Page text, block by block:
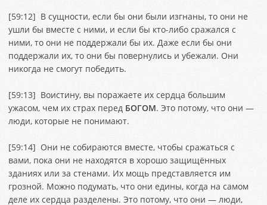
[59:12] В сущности, если бы они были изгнаны, то они не
ушли бы вместе с ними, и если бы кто-либо сражался с
ними, то они не поддержали бы их. Даже если бы они
поддержали их, то они бы повернулись и убежали. Они
никогда не смогут победить.
[59:13] Воистину, вы поражаете их сердца большим
ужасом, чем их страх перед БОГОМ. Это потому, что они —
люди, которые не понимают.
[59:14] Они не собираются вместе, чтобы сражаться с
вами, пока они не находятся в хорошо защищённых
зданиях или за стенами. Их мощь представляется им
грозной. Можно подумать, что они едины, когда на самом
деле их сердца разделены. Это потому, что они — люди,